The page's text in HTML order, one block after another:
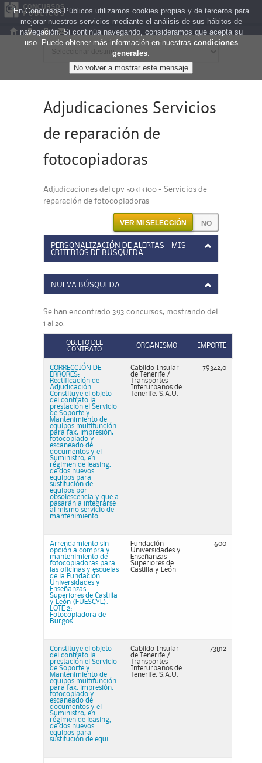
Adjudicaciones Servicios
de reparación de
fotocopiadoras
Adjudicaciones del cpv 50313100 - Servicios de
reparación de fotocopiadoras
VER MI SELECCIÓN
PERSONALIZACIÓN DE ALERTAS - MIS
CRITERIOS DE BÚSQUEDA
NUEVA BÚSQUEDA
Se han encontrado 393 concursos, mostrando del
1 al 20.
OBJETO DEL
CONTRATO
ORGANISMO IMPORTE
CORRECCIÓN DE
ERRORES:
Rectificación de
Adjudicación.
Constituye el objeto
del contrato la
prestación el Servicio
de Soporte y
Mantenimiento de
equipos multifunción
para fax, impresión,
fotocopiado y
escaneado de
documentos y el
Suministro, en
régimen de leasing,
de dos nuevos
equipos para
sustitución de
equipos por
obsolescencia y que a
pasarán a integrarse
al mismo servicio de
mantenimiento
Cabildo Insular
de Tenerife /
Transportes
Interurbanos de
Tenerife, S.A.U.
79342,0
Arrendamiento sin
opción a compra y
mantenimiento de
fotocopiadoras para
las oficinas y escuelas
de la Fundación
Universidades y
Enseñanzas
Superiores de Castilla
y León (FUESCYL).
LOTE 2:
Fotocopiadora de
Burgos
Fundación
Universidades y
Enseñanzas
Superiores de
Castilla y León
600
Constituye el objeto
del contrato la
prestación el Servicio
de Soporte y
Mantenimiento de
equipos multifunción
para fax, impresión,
fotocopiado y
escaneado de
documentos y el
Suministro, en
régimen de leasing,
de dos nuevos
equipos para
sustitución de equi
Cabildo Insular
de Tenerife /
Transportes
Interurbanos de
Tenerife, S.A.U.
73812
En Concursos Públicos utilizamos cookies propias y de terceros para
mejorar nuestros servicios mediante el análisis de sus hábitos de
navegación. Si continúa navegando, consideramos que acepta su
uso. Puede obtener más información en nuestras condiciones
generales.